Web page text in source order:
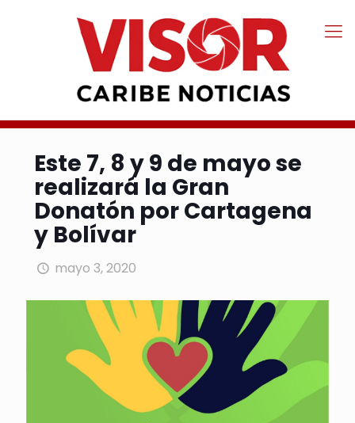
Este 7, 8 y 9 de mayo se
realizará la Gran
Donatón por Cartagena
y Bolívar
mayo 3, 2020